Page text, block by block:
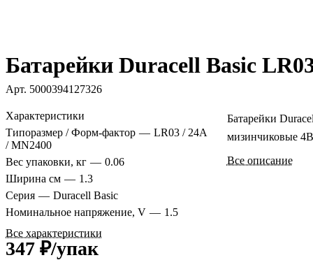
Батарейки Duracell Basic
Арт. 5000394127326
Характеристики
Типоразмер / Форм-фактор — LR03 / 24A
/ MN2400
Вес упаковки, кг — 0.06
Ширина см — 1.3
Серия — Duracell Basic
Номинальное напряжение, V — 1.5
Все характеристики
Батарейки
мизинчиковые
Все описание
347 ₽/упак